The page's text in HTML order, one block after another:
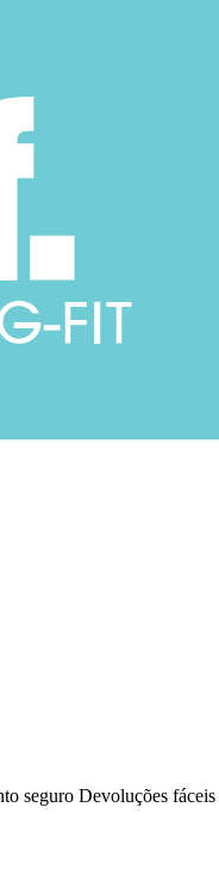
seguro Devoluções fáceis